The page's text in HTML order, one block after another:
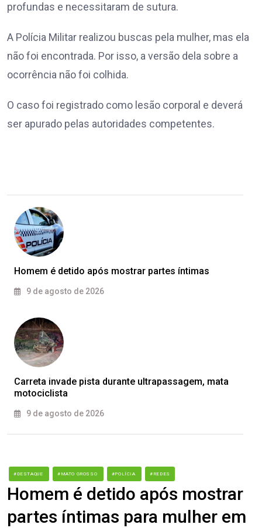
profundas e necessitaram de sutura.
A Polícia Militar realizou buscas pela mulher, mas ela
não foi encontrada. Por isso, a versão dela sobre a
ocorrência não foi colhida.
O caso foi registrado como lesão corporal e deverá
ser apurado pelas autoridades competentes.
Homem é detido após mostrar partes íntimas
9 de agosto de 2026
Carreta invade pista durante ultrapassagem, mata
motociclista
9 de agosto de 2026
#DESTAQUE #MATO GROSSO #POLÍCIA #REDES
Homem é detido após mostrar
partes íntimas para mulher em